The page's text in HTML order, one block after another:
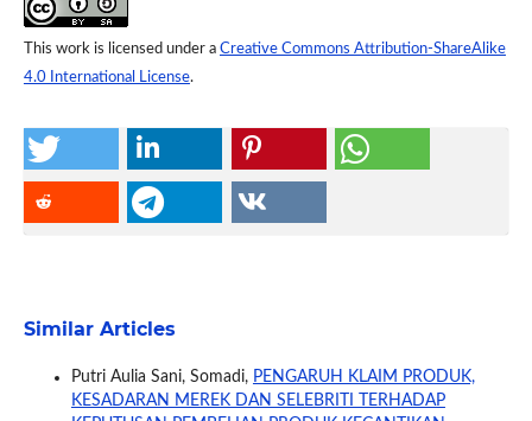
This work is licensed under a Creative Commons Attribution-ShareAlike
4.0 International License.
Similar Articles
Putri Aulia Sani, Somadi, PENGARUH KLAIM PRODUK,
KESADARAN MEREK DAN SELEBRITI TERHADAP